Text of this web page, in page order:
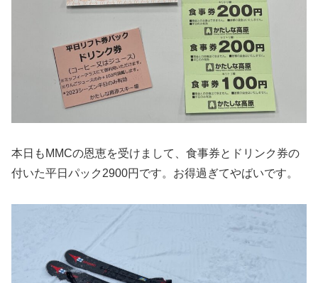
本日もMMCの恩恵を受けまして、食事券とドリンク券の
付いた平日パック2900円です。お得過ぎてやばいです。